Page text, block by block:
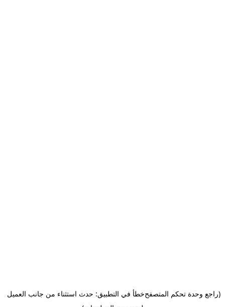
خطأ في التطبيق: حدث استثناء من جانب العميل(راجع وحدة تحكم المتصفح